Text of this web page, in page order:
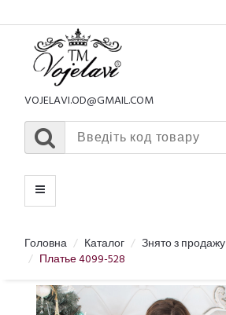
VOJELAVI.OD@GMAIL.COM
МЕНЮ
Головна Каталог
Знято з продажу
Платье 4099-528